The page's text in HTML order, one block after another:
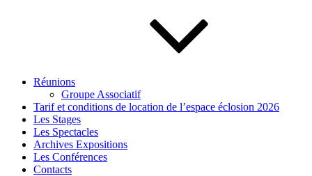
Réunions
Groupe Associatif
Tarif et conditions de location de l’espace éclosion 2026
Les Stages
Les Spectacles
Archives Expositions
Les Conférences
Contacts